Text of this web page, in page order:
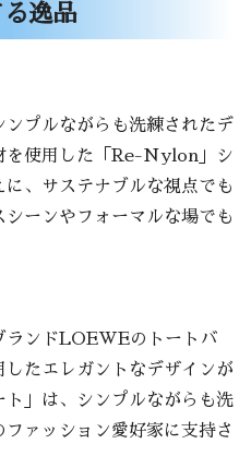
逸品
プルながらも洗練されたデ
を使用した「Re-Nylon」シ
、サステナブルな視点でも
ーンやフォーマルな場でも
ランドLOEWEのトートバ
たエレガントなデザインが
」は、シンプルながらも洗
ァッション愛好家に支持さ